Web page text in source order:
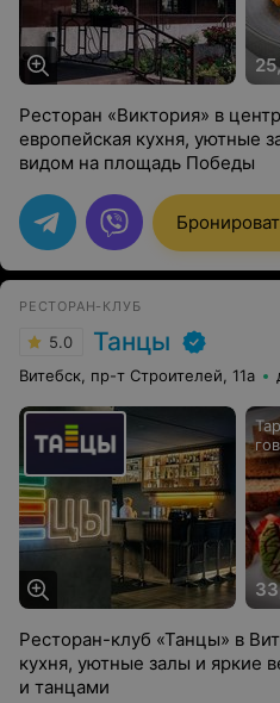
Ресторан «Виктория» в
европейская кухня, уютные
видом на площадь Победы
РЕСТОРАН-КЛУБ
5.0 Танцы
Витебск, пр-т Строителей, 11а
Ресторан-клуб «Танцы» в
кухня, уютные залы и яркие
и танцами